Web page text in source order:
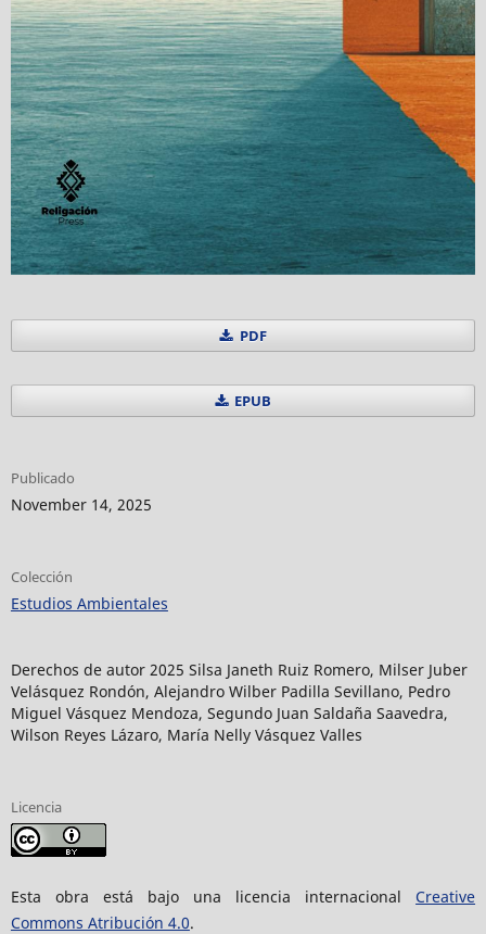
PDF
EPUB
Publicado
November 14, 2025
Colección
Estudios Ambientales
Derechos de autor 2025 Silsa Janeth Ruiz Romero, Milser Juber
Velásquez Rondón, Alejandro Wilber Padilla Sevillano, Pedro
Miguel Vásquez Mendoza, Segundo Juan Saldaña Saavedra,
Wilson Reyes Lázaro, María Nelly Vásquez Valles
Licencia
Esta obra está bajo una licencia internacionalCreative
Commons Atribución 4.0.